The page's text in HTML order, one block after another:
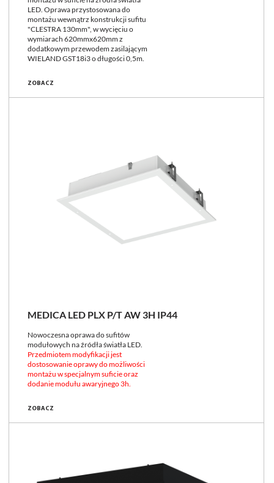
LED. Oprawa przystosowana do
montażu wewnątrz konstrukcji sufitu
"CLESTRA 130mm", w wycięciu o
wymiarach 620mmx620mm z
dodatkowym przewodem zasilającym
WIELAND GST18i3 o długości 0,5m.
ZOBACZ
MEDICA LED PLX P/T AW 3H IP44
Nowoczesna oprawa do sufitów
modułowych na źródła światła LED.
Przedmiotem modyfikacji jest
dostosowanie oprawy do możliwości
montażu w specjalnym suficie oraz
dodanie modułu awaryjnego 3h.
ZOBACZ